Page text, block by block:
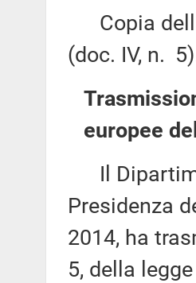
Copia
(doc. IV, n.
europee
Il
Presidenza
2014, ha
5, della